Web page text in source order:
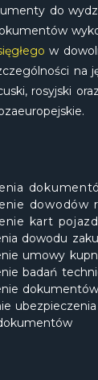
do
w
na
rosyjski
dowodów
kart
dowodu
umowy
badań